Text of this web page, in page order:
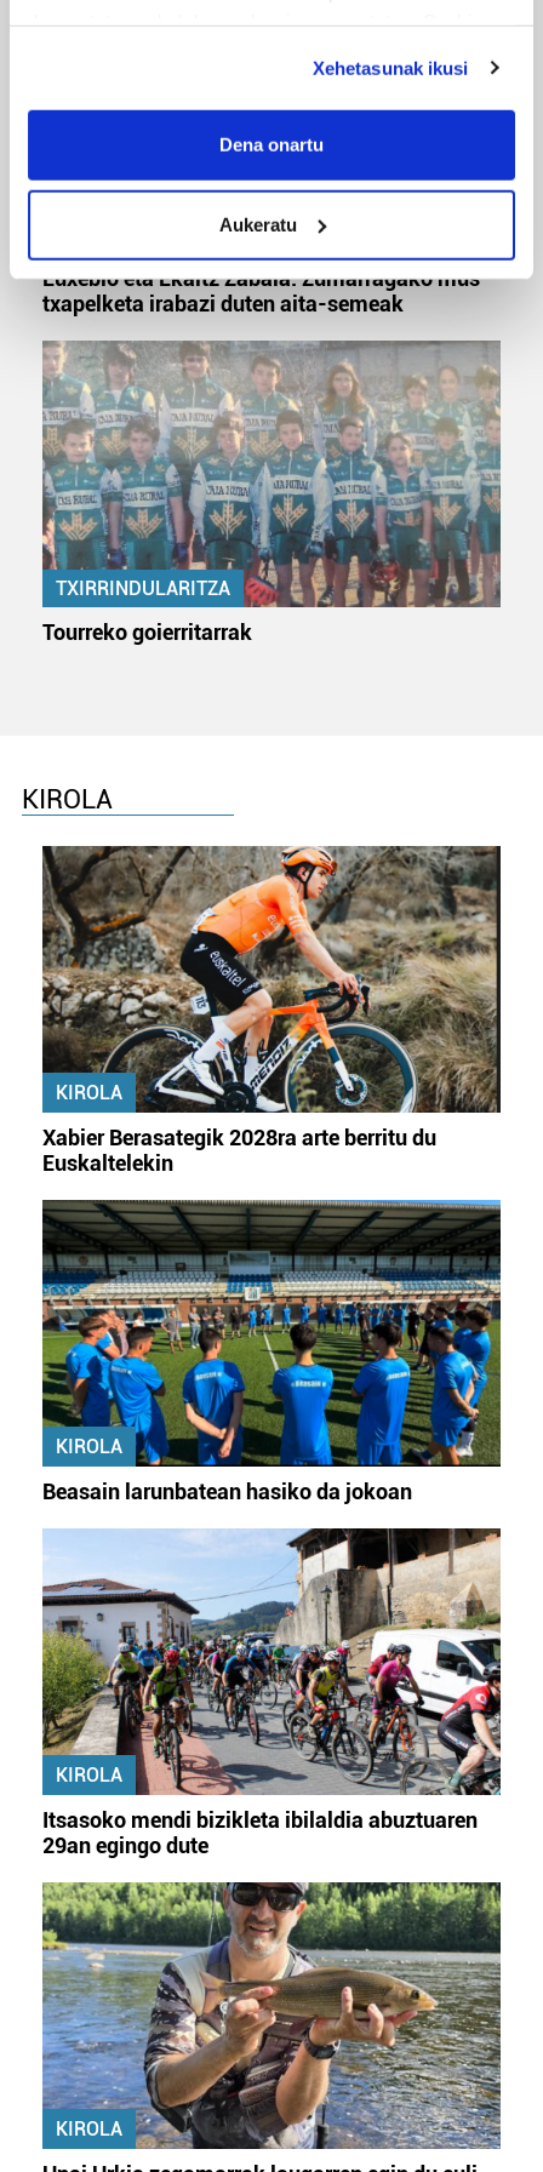
If you allow, we would also like to:
Collect information about your geographical
meters
Identify your device by actively scanning it for
specific characteristics (fingerprinting)
Find out more about how your personal data is processed
and set your preferences in the
Guk eta gure bazkideek zure datu pertsonalak
prozesatzen ditugu, zure IP zenbakia, besteak beste,
teknologia erabiliz, cookieak adibidez, iragarki eta eduki
pertsonalizatuak eskaintzeko, iragarkiak eta edukia
neurtzeko, jendeari buruzko informazioa biltzeko eta
produktuak garatzeko. Zure datuak nork eta zertarako
erabiltzen dituen hauta dezakezu.
Bazkide batzuek ez dizute baimenik eskatzen, eta beren
interes komertzial legitimoetan babesten dira. Ikusi gure
Lortu zure datu pertsonalak prozesatzeko moduari
buruzko informazio gehiago eta ezarri zure lehentasunak
datuen atalean. Edozein unetan alda edo ken dezakezu
zure baimena Cookieen adierazpenean.
Webgune honek cookie propioak eta hirugarrenen cookie-
fitxategiak erabiltzen ditu. Zure esperientzia eta
zerbitzuak hobetzeko asmoz, cookie teknologiaz
baliatzen gara. Ohar hau onartuz gero, teknologia hori
erabiltzeko baimen esplizitua ematen diguzu.Gehiago
irakurri
Xehetasunak ikusi
Dena onartu
Aukeratu
Euxebio eta Ekaitz Zabala: Zumarragako mus
txapelketa irabazi duten aita-semeak
TXIRRINDULARITZA
Tourreko goierritarrak
KIROLA
KIROLA
Xabier Berasategik 2028ra arte berritu du
Euskaltelekin
KIROLA
Beasain larunbatean hasiko da jokoan
KIROLA
Itsasoko mendi bizikleta ibilaldia abuztuaren
29an egingo dute
KIROLA